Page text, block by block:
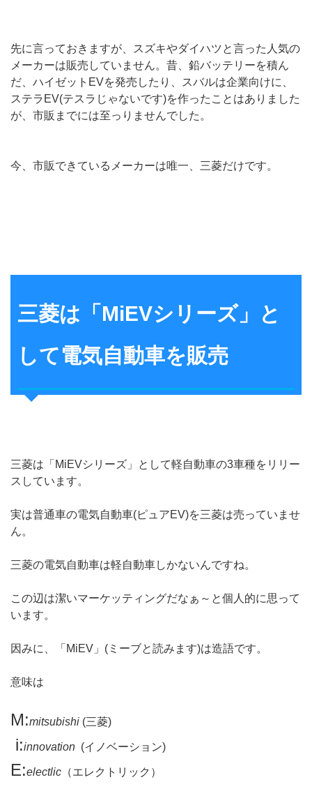
先に言っておきますが、スズキやダイハツと言った人気の
メーカーは販売していません。昔、鉛バッテリーを積ん
だ、ハイゼットEVを発売したり、スバルは企業向けに、
ステラEV(テスラじゃないです)を作ったことはありました
が、市販までには至っりませんでした。
今、市販できているメーカーは唯一、三菱だけです。
三菱は「MiEVシリーズ」と
して電気自動車を販売
三菱は「MiEVシリーズ」として軽自動車の3車種をリリー
スしています。
実は普通車の電気自動車(ピュアEV)を三菱は売っていませ
ん。
三菱の電気自動車は軽自動車しかないんですね。
この辺は潔いマーケッティングだなぁ～と個人的に思って
います。
因みに、「MiEV」(ミーブと読みます)は造語です。
意味は
M:mitsubishi (三菱)
i:innovation (イノベーション)
E:electlic （エレクトリック）